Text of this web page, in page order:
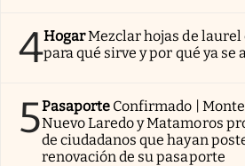
4HogarMezclar hojas de
para qué sirve y por qué ya se
5Pasaporte Confirmado |
Nuevo Laredo y Matamoros
de ciudadanos que hayan
renovación de su pasaporte